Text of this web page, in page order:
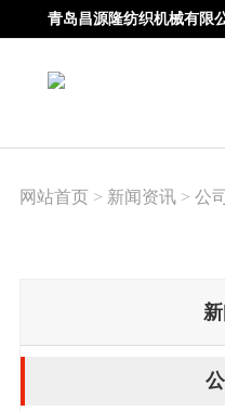
青岛昌源隆纺织机械有限
网站首页> 新闻资讯> 公